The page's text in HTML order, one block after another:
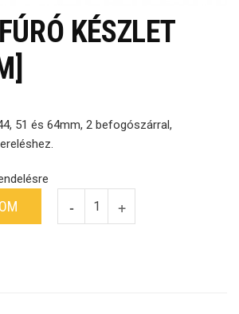
KÉSZLET
51 és 64mm, 2 befogószárral,